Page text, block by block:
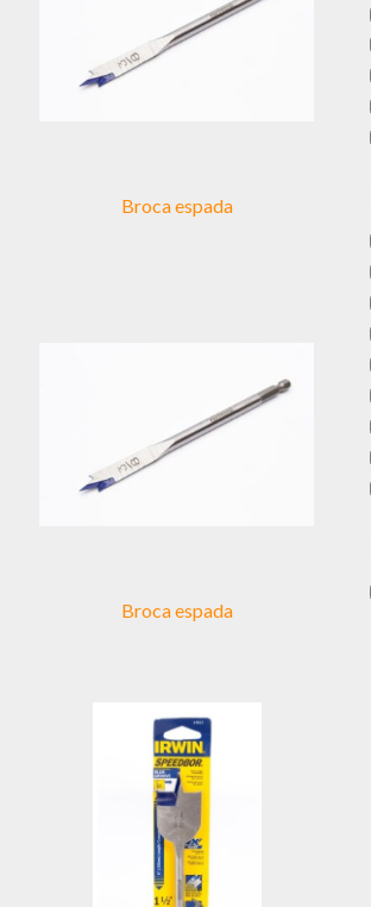
Broca espada
Broca espada